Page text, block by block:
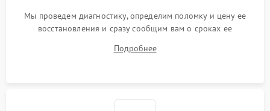
Мы проведем диагностику, определим поломку и цену ее
восстановления и сразу сообщим вам о сроках ее
Подробнее